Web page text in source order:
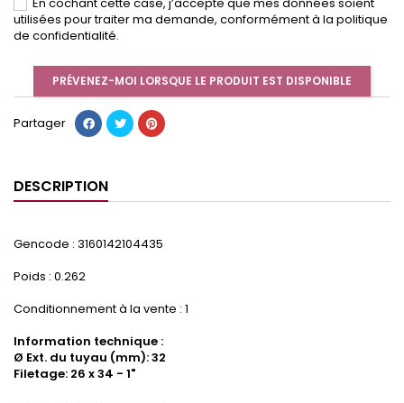
En cochant cette case, j’accepte que mes données soient
utilisées pour traiter ma demande, conformément à la politique
de confidentialité.
PRÉVENEZ-MOI LORSQUE LE PRODUIT EST DISPONIBLE
Partager
DESCRIPTION
Gencode : 3160142104435
Poids : 0.262
Conditionnement à la vente : 1
Information technique :
Ø Ext. du tuyau (mm): 32
Filetage: 26 x 34 - 1"